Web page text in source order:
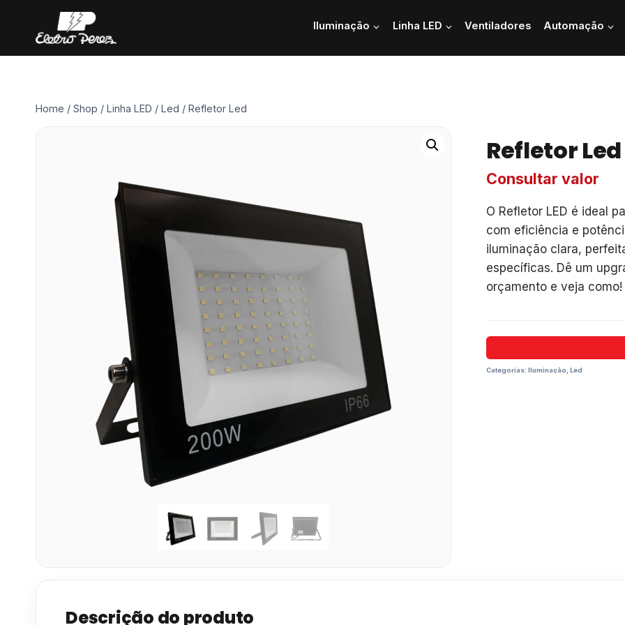
Iluminação Linha LED Ventiladores Automação
Home / Shop / Linha LED / Led / Refletor Led
Refletor Led
Consultar valor
O Refletor LED é ideal
com eficiência e
iluminação clara,
específicas. Dê um
orçamento e veja como!
Categorias: Iluminação, Led
Descrição do produto